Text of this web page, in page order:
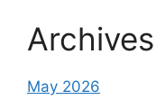
Archives
May 2026